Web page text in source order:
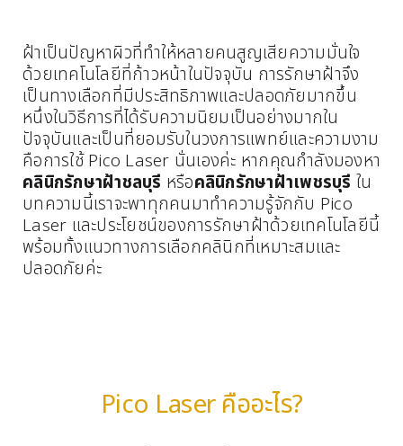
ฝ้าเป็นปัญหาผิวที่ทำให้หลายคนสูญเสียความมั่นใจ
ด้วยเทคโนโลยีที่ก้าวหน้าในปัจจุบัน การรักษาฝ้าจึง
เป็นทางเลือกที่มีประสิทธิภาพและปลอดภัยมากขึ้น
หนึ่งในวิธีการที่ได้รับความนิยมเป็นอย่างมากใน
ปัจจุบันและเป็นที่ยอมรับในวงการแพทย์และความงาม
คือการใช้ Pico Laser นั่นเองค่ะ หากคุณกำลังมองหา
คลินิกรักษาฝ้าชลบุรี หรือคลินิกรักษาฝ้าเพชรบุรี ใน
บทความนี้เราจะพาทุกคนมาทำความรู้จักกับ Pico
Laser และประโยชน์ของการรักษาฝ้าด้วยเทคโนโลยีนี้
พร้อมทั้งแนวทางการเลือกคลินิกที่เหมาะสมและ
ปลอดภัยค่ะ
Pico Laser คืออะไร?